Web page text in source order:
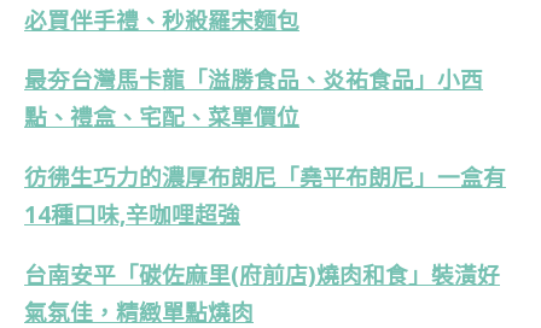
必買伴手禮、秒殺羅宋麵包
最夯台灣馬卡龍「溢勝食品、炎祐食品」小西
點、禮盒、宅配、菜單價位
彷彿生巧力的濃厚布朗尼「堯平布朗尼」一盒有
14種口味,辛咖哩超強
台南安平「碳佐麻里(府前店)燒肉和食」裝潢好
氣氛佳，精緻單點燒肉